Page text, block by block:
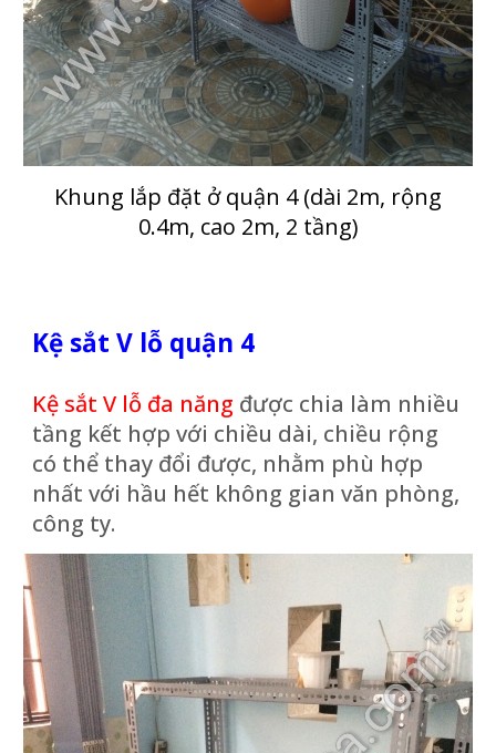
Khung lắp đặt ở quận 4(dài 2m, rộng
0.4m, cao 2m, 2 tầng)
Kệ sắt V lỗ quận 4
Kệ sắt V lỗ đa năng được chia làm nhiều
tầng kết hợp với chiều dài, chiều rộng
có thể thay đổi được, nhằm phù hợp
nhất với hầu hết không gian văn phòng,
công ty.